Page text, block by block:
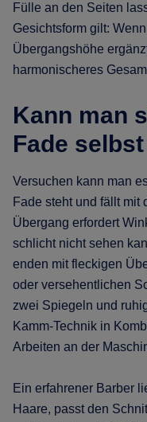
Fülle an den Seiten
Gesichtsform gilt:
Übergangshöhe
harmonischeres
Kann man
Fade
Versuchen kann man
Fade steht und fällt mit
Übergang erfordert
schlicht nicht sehen
enden mit fleckigen
oder versehentlichen
zwei Spiegeln und
Kamm-Technik in
Arbeiten an der
Ein erfahrener Barber
Haare, passt den